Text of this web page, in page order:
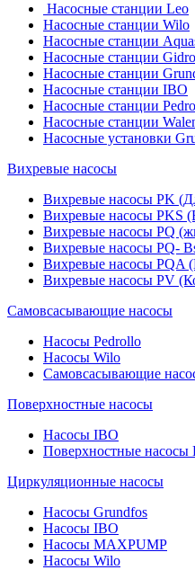
Насосные станции Leo
Насосные станции Wilo
Насосные станции
Насосные станции
Насосные станции
Насосные станции IBO
Насосные станции
Насосные станции
Насосные установки
Вихревые насосы
Вихревые насосы PK
Вихревые насосы PKS
Вихревые насосы PQ
Вихревые насосы PQ-
Вихревые насосы PQA
Вихревые насосы PV
Самовсасывающие насосы
Насосы Pedrollo
Насосы Wilo
Самовсасывающие
Поверхностные насосы
Насосы IBO
Поверхностные насосы
Циркуляционные насосы
Насосы Grundfos
Насосы IBO
Насосы MAXPUMP
Насосы Wilo